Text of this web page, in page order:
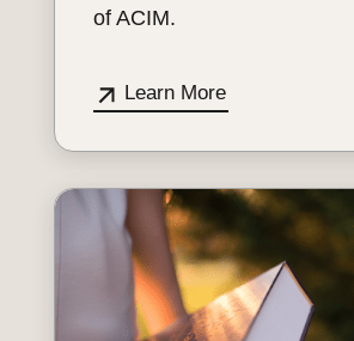
of ACIM.
Learn More